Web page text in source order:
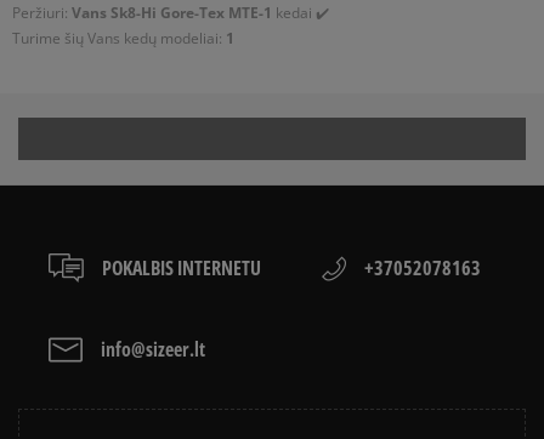
Peržiuri: Vans Sk8-Hi Gore-Tex MTE-1 kedai ✔️
Turime šių Vans kedų modeliai: 1
POKALBIS INTERNETU +37052078163
info@sizeer.lt